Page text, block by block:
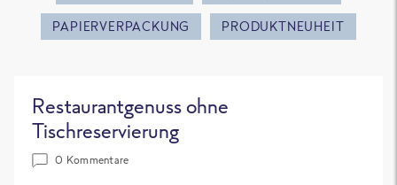
PAPIERVERPACKUNG PRODUKTNEUHEIT
Restaurantgenuss ohne
Tischreservierung
0 Kommentare